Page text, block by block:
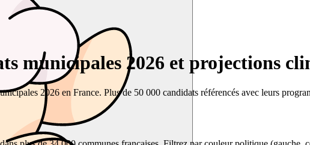
municipales 2026 et projections
2026 en France. Plus de 50 000 candidats référencés avec leurs